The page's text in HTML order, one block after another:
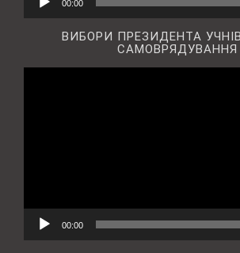
00:00
ВИБОРИ ПРЕЗИДЕНТА
САМОВРЯДУВАННЯ
00:00